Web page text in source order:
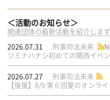
＜活動のお知らせ＞
関連団体の最新活動を紹介します
2026.07.31
刑事司法未来
ツミナハナシ初めての関西イベ
2026.07.27
刑事司法未来
【後援】8/9 第６回夏のオンラ